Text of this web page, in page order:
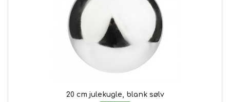
20 cm julekugle, blank sølv